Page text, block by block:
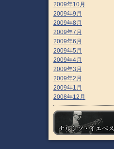
2009年10月
2009年9月
2009年8月
2009年7月
2009年6月
2009年5月
2009年4月
2009年3月
2009年2月
2009年1月
2008年12月